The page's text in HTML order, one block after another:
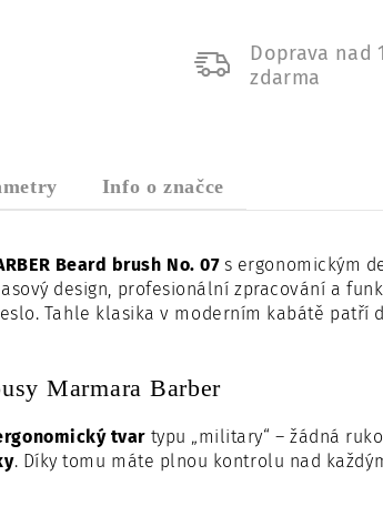
Doprava nad
zdarma
Info o značce
Beard brush No. 07s ergonomickým
design, profesionální zpracování a
Tahle klasika v moderním kabátě patří
Marmara Barber
tvartypu „military“ – žádná
. Díky tomu máte plnou kontrolu nad